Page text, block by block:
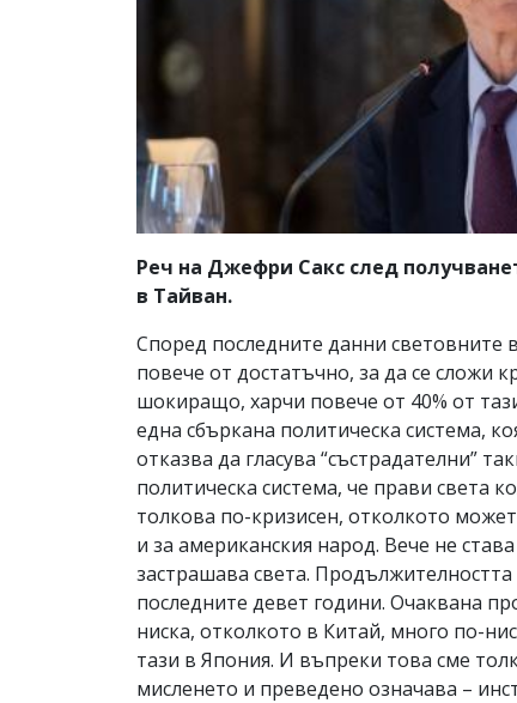
Реч на Джефри Сакс след
в Тайван.
Според последните данни световните
повече от достатъчно, за да се сложи
шокиращо, харчи повече от 40% от
една сбъркана политическа система,
отказва да гласува “състрадателни”
политическа система, че прави света
толкова по-кризисен, отколкото
и за американския народ. Вече не
застрашава света.
последните девет години. Очаквана
ниска, отколкото в Китай, много по-
тази в Япония. И въпреки това сме
мисленето и преведено означава –